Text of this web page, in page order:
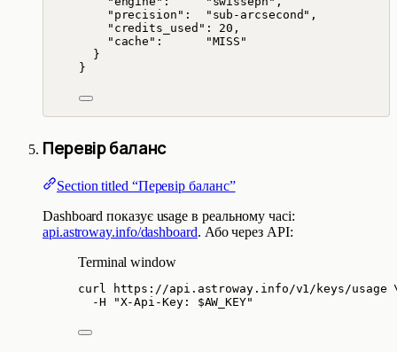
"precision" : " sub-arcsecond " ,
"credits_used" : 20 ,
"cache" : "MISS "
}
}
Перевір баланс
Section titled “Перевір баланс”
Dashboard показує usage в реальному часі:
api.astroway.info/dashboard. Або через API:
Terminal window
curl https://api.astroway.info/v1/keys/usage
-H
"X-Api-Key: $AW_KEY"